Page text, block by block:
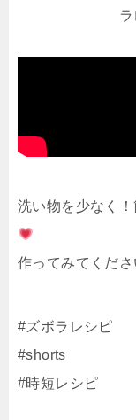
洗い物を少なく
作ってみてくださ
#ズボラレシピ
#shorts
#時短レシピ